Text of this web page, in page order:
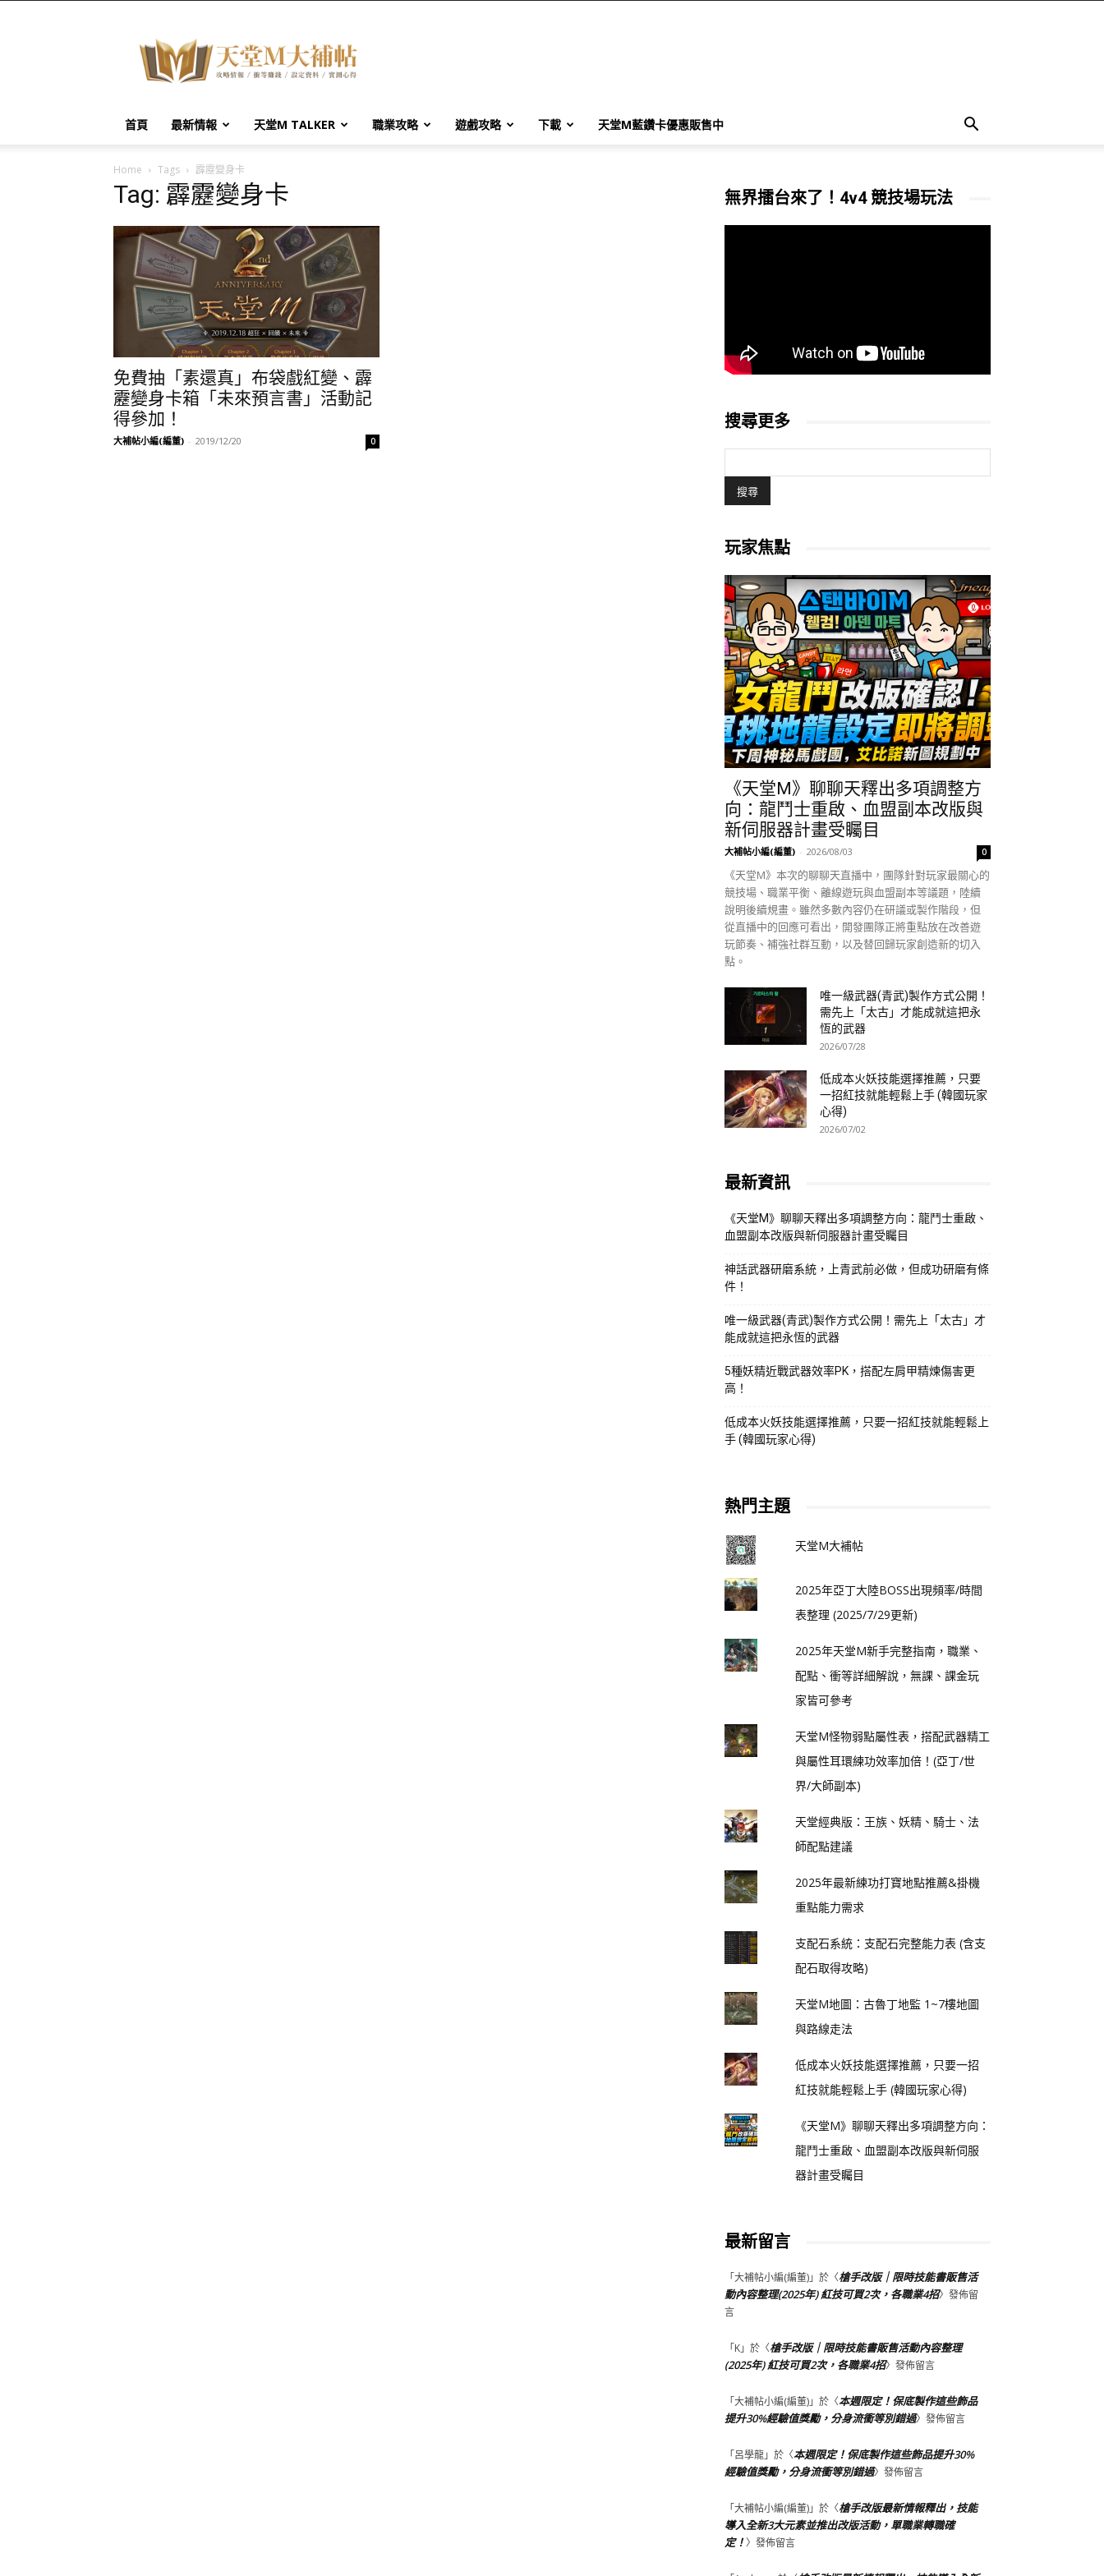
堂
M
大
帖
首頁 最新情報 天堂M TALKER 職業攻略 遊戲攻略 下載 天堂M藍鑽卡優惠販售中
Home Tags 霹靂變身卡
Tag: 霹靂變身卡
免費抽「素還真」布袋戲紅變、霹
靂變身卡箱「未來預言書」活動記
得參加！
大補帖小編(編董) - 2019/12/20 0
無界擂台來了！4v4 競技場玩法
搜尋更多
玩家焦點
《天堂M》聊聊天釋出多項調整方
向：龍鬥士重啟、血盟副本改版與
新伺服器計畫受矚目
大補帖小編(編董) - 2026/08/03 0
《天堂M》本次的聊聊天直播中，團隊針對玩家最關心的
競技場、職業平衡、離線遊玩與血盟副本等議題，陸續
說明後續規畫。雖然多數內容仍在研議或製作階段，但
從直播中的回應可看出，開發團隊正將重點放在改善遊
玩節奏、補強社群互動，以及替回歸玩家創造新的切入
點。
唯一級武器(青武)製作方式公開！
需先上「太古」才能成就這把永
恆的武器
2026/07/28
低成本火妖技能選擇推薦，只要
一招紅技就能輕鬆上手 (韓國玩家
心得)
2026/07/02
最新資訊
《天堂M》聊聊天釋出多項調整方向：龍鬥士重啟、
血盟副本改版與新伺服器計畫受矚目
神話武器研磨系統，上青武前必做，但成功研磨有條
件！
唯一級武器(青武)製作方式公開！需先上「太古」才
能成就這把永恆的武器
5種妖精近戰武器效率PK，搭配左肩甲精煉傷害更
高！
低成本火妖技能選擇推薦，只要一招紅技就能輕鬆上
手 (韓國玩家心得)
熱門主題
天堂M大補帖
2025年亞丁大陸BOSS出現頻率/時間
表整理 (2025/7/29更新)
2025年天堂M新手完整指南，職業、
配點、衝等詳細解說，無課、課金玩
家皆可參考
天堂M怪物弱點屬性表，搭配武器精工
與屬性耳環練功效率加倍！(亞丁/世
界/大師副本)
天堂經典版：王族、妖精、騎士、法
師配點建議
2025年最新練功打寶地點推薦&掛機
重點能力需求
支配石系統：支配石完整能力表 (含支
配石取得攻略)
天堂M地圖：古魯丁地監 1~7樓地圖
與路線走法
低成本火妖技能選擇推薦，只要一招
紅技就能輕鬆上手 (韓國玩家心得)
《天堂M》聊聊天釋出多項調整方向：
龍鬥士重啟、血盟副本改版與新伺服
器計畫受矚目
最新留言
「大補帖小編(編董)」於〈槍手改版｜限時技能書販售活
動內容整理(2025年) 紅技可買2次，各職業4招〉發佈留
言
「K」於〈槍手改版｜限時技能書販售活動內容整理
(2025年) 紅技可買2次，各職業4招〉發佈留言
「大補帖小編(編董)」於〈本週限定！保底製作這些飾品
提升30%經驗值獎勵，分身流衝等別錯過〉發佈留言
「呂學龍」於〈本週限定！保底製作這些飾品提升30%
經驗值獎勵，分身流衝等別錯過〉發佈留言
「大補帖小編(編董)」於〈槍手改版最新情報釋出，技能
導入全新3大元素並推出改版活動，單職業轉職確
定！〉發佈留言